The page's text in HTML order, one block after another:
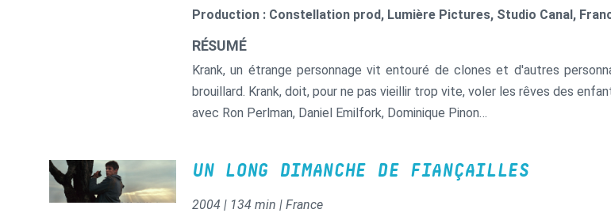
Production : Constellation prod, Lumière Pictures, Studio Canal,
RÉSUMÉ
Krank, un étrange personnage vit entouré de clones et d'autres
brouillard. Krank, doit, pour ne pas vieillir trop vite, voler les rêves des
avec Ron Perlman, Daniel Emilfork, Dominique Pinon…
UN LONG DIMANCHE DE FIANÇAILLES
2004 | 134 min | France